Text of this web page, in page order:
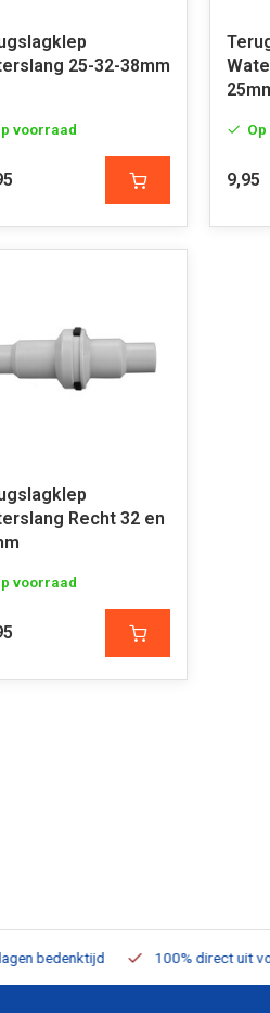
25-32-38mm
voorraad
9,95
Recht 32 en
voorraad
100% direct uit